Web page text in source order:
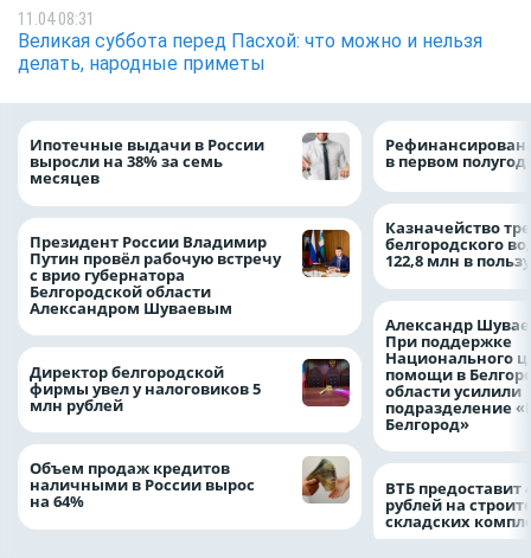
11.04 08:31
Великая суббота перед Пасхой: что можно и нельзя
делать, народные приметы
Ипотечные выдачи в России
выросли на 38% за семь
месяцев
Президент России Владимир
Путин провёл рабочую встречу
с врио губернатора
Белгородской области
Александром Шуваевым
Директор белгородской
фирмы увел у налоговиков 5
млн рублей
Объем продаж кредитов
наличными в России вырос
на 64%
в первом
Казначейство
белгородского
122,8 млн в
Александр
При поддержке
Национального
помощи в
области усилили
подразделение
Белгород»
ВТБ предоставит
рублей на
складских